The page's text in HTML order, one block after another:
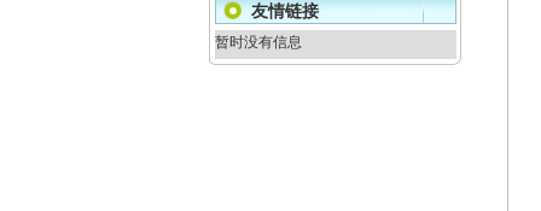
友情链接
暂时没有信息